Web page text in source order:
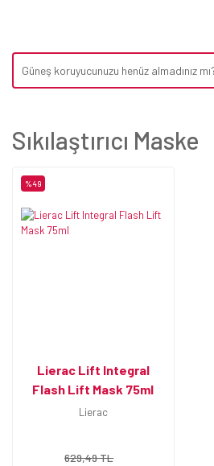
Sıkılaştırıcı Maske
%49
Lierac Lift Integral
Flash Lift Mask 75ml
Lierac
629,49 TL